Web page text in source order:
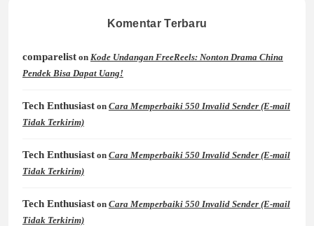
Komentar Terbaru
comparelist on Kode Undangan FreeReels: Nonton Drama China
Pendek Bisa Dapat Uang!
Tech Enthusiast on Cara Memperbaiki 550 Invalid Sender (E-mail
Tidak Terkirim)
Tech Enthusiast on Cara Memperbaiki 550 Invalid Sender (E-mail
Tidak Terkirim)
Tech Enthusiast on Cara Memperbaiki 550 Invalid Sender (E-mail
Tidak Terkirim)